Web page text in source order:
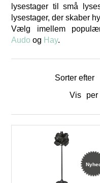
lysestager til små
lysestager, der skaber
Vælg imellem
Audo og Hay.
Sorter efter
Vis
per